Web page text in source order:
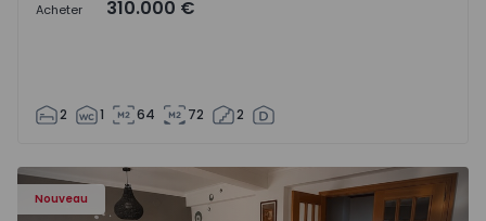
Acheter 310.000 €
2 1 64 72 2
Nouveau
- 1573477 - 14
Appartement T3 Barreiro, Sto. Ant. Charneca / Vila Chã -